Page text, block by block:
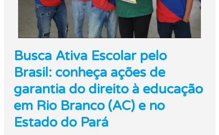
Busca Ativa Escolar pelo
Brasil: conheça ações de
garantia do direito à educação
em Rio Branco (AC) e no
Estado do Pará